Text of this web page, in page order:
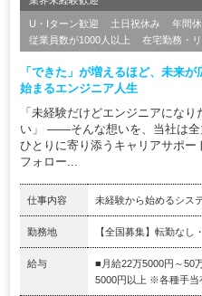
U・Iターン歓迎 土日祝休み
年間
従業員数が1000人以上
在宅勤務・
「できた」が増えるほど、未来
始まるエンジニア人生
「未経験だけどエンジニアにな
い」 ――そんな想いを、当社は全
ひとりに寄り添うキャリアサポ
フォロー...
仕事内容 未経験から始めるシス
勤務地 【全国募集】転勤なし
給与
■月給22万5000円～50
5000円以上 ※各種手当